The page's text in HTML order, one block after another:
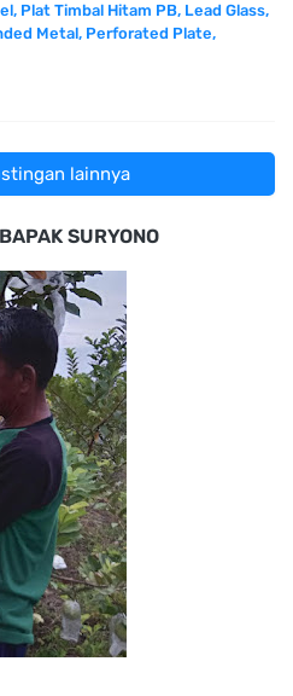
Plat Timbal Hitam PB, Lead Glass,
Metal, Perforated Plate,
lainnya
SURYONO